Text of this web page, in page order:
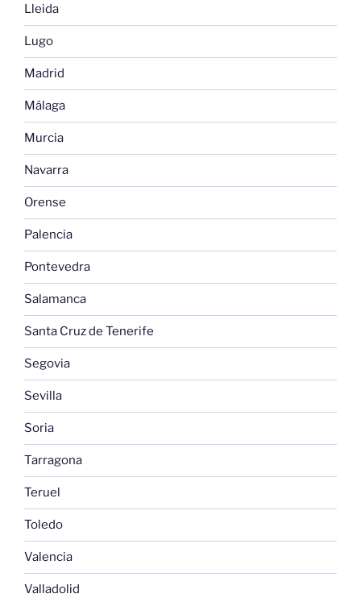
Lleida
Lugo
Madrid
Málaga
Murcia
Navarra
Orense
Palencia
Pontevedra
Salamanca
Santa Cruz de Tenerife
Segovia
Sevilla
Soria
Tarragona
Teruel
Toledo
Valencia
Valladolid